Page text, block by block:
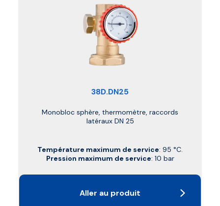
38D.DN25
Monobloc sphère, thermomètre, raccords
latéraux DN 25
Température maximum de service: 95 °C.
Pression maximum de service: 10 bar
Aller au produit